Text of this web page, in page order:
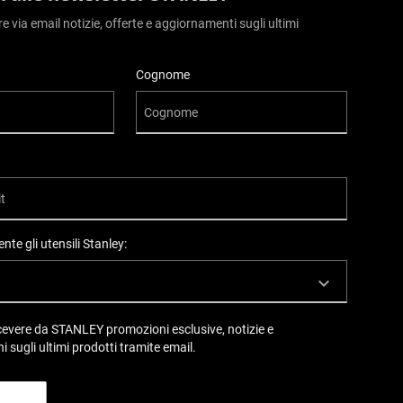
via email notizie, offerte e aggiornamenti sugli ultimi
Cognome
gli utensili Stanley:
da STANLEY promozioni esclusive, notizie e
sugli ultimi prodotti tramite email.